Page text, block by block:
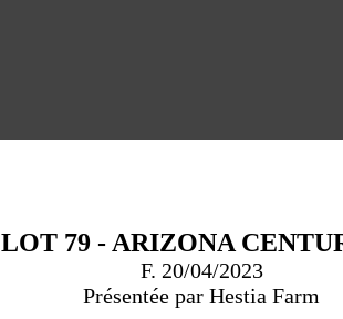
LOT 79 - ARIZONA
F. 20/04/2023
Présentée par Hestia Farm